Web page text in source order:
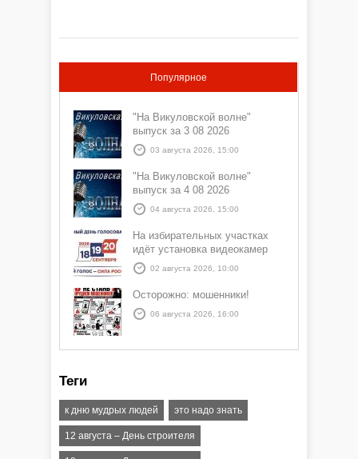
Популярное
"На Викуловской волне"
выпуск за 3 08 2026
03 августа 2026, 15:00
"На Викуловской волне"
выпуск за 4 08 2026
04 августа 2026, 15:00
На избирательных участках
идёт установка видеокамер
02 августа 2026, 10:00
Осторожно: мошенники!
06 августа 2026, 16:00
Теги
к дню мудрых людей это надо знать
12 августа – День строителя